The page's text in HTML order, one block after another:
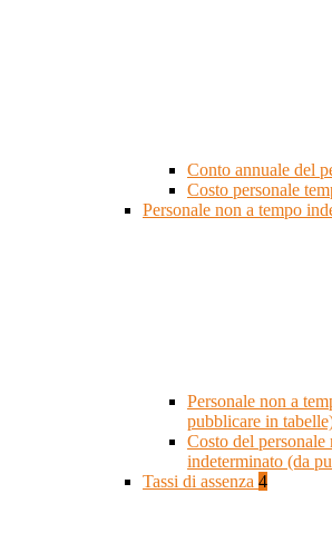
Conto annuale del
Costo personale
Personale non a tempo
Personale non a
pubblicare in
Costo del personale
indeterminato (da
Tassi di assenza 4